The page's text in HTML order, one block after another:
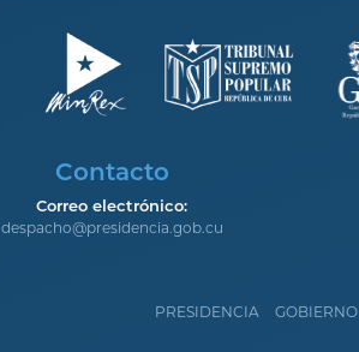
Contacto
Correo electrónico:
despacho@presidencia.gob.cu
PRESIDENCIA GOBIERNO